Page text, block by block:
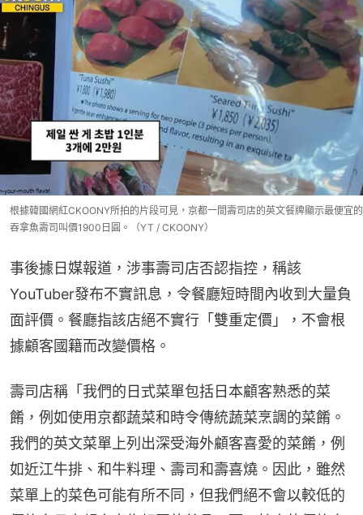
根據韓國網紅CKOONY所拍的片段可見，京都一間壽司店的英文餐牌顯示最便宜的
吞拿魚壽司叫價1900日圓。（YT / CKOONY）
事後據日媒報道，涉事壽司店否認指控，稱該
YouTuber發布不實訊息，令餐廳短時間內收到大量負
面評價。餐廳指該店絕不實行「雙重定價」，不會根
據顧客國籍而改變價格。
壽司店稱「我們的日式菜單包括日本顧客熟悉的菜
餚，例如使用京都蔬菜和時令傳統蔬菜烹調的菜餚。
我們的英文菜單上列出深受海外顧客喜愛的菜餚，例
如近江牛排、和牛料理、壽司和壽喜燒。因此，雖然
菜單上的菜色可能有所不同，但我們絕不會以較低的